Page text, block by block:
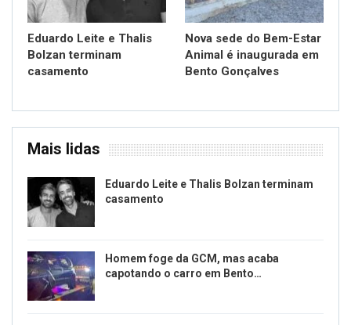
Eduardo Leite e Thalis
Bolzan terminam
casamento
Nova sede do Bem-Estar
Animal é inaugurada em
Bento Gonçalves
Mais lidas
Eduardo Leite e Thalis Bolzan terminam
casamento
Homem foge da GCM, mas acaba
capotando o carro em Bento…